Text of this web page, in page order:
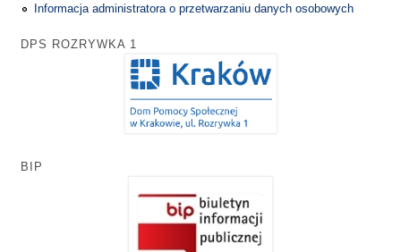
Informacja administratora o przetwarzaniu danych osobowych
DPS ROZRYWKA 1
BIP